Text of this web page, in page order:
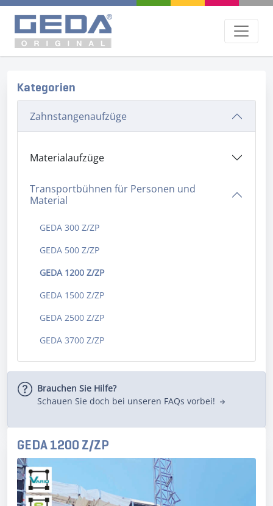
Kategorien
Zahnstangenaufzüge
Materialaufzüge
Transportbühnen für Personen und
Material
GEDA 300 Z/ZP
GEDA 500 Z/ZP
GEDA 1200 Z/ZP
GEDA 1500 Z/ZP
GEDA 2500 Z/ZP
GEDA 3700 Z/ZP
Brauchen Sie Hilfe?
Schauen Sie doch bei unseren FAQs vorbei!
GEDA 1200 Z/ZP